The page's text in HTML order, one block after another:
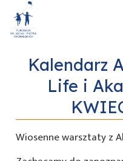
Kalendarz
Life i
Wiosenne warsztaty z